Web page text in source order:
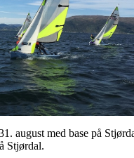
august med base på
Stjørdal.